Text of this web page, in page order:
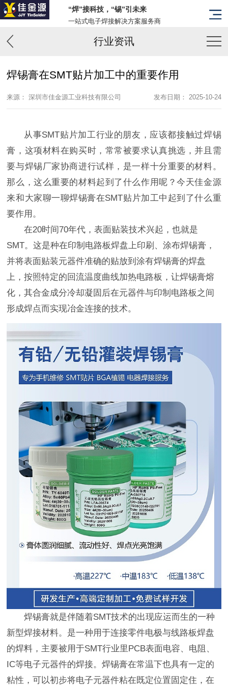
“焊”接科技，“锡”引未来
一站式电子焊接解决方案服务商
行业资讯
焊锡膏在SMT贴片加工中的重要作用
来源： 深圳市佳金源工业科技有限公司 发布日期： 2025-10-24
从事SMT贴片加工行业的朋友，应该都接触过焊锡
膏，这项材料在购买时，常常被要求认真挑选，并且需
要与焊锡厂家协商进行试样，是一样十分重要的材料。
那么，这么重要的材料起到了什么作用呢？今天佳金源
来和大家聊一聊焊锡膏在SMT贴片加工中起到了什么重
要作用。
在20时间70年代，表面贴装技术兴起，也就是
SMT。这是种在印制电路板焊盘上印刷、涂布焊锡膏，
并将表面贴装元器件准确的贴放到涂有焊锡膏的焊盘
上，按照特定的回流温度曲线加热电路板，让焊锡膏熔
化，其合金成分冷却凝固后在元器件与印制电路板之间
形成焊点而实现冶金连接的技术。
焊锡膏就是伴随着SMT技术的出现应运而生的一种
新型焊接材料。是一种用于连接零件电极与线路板焊盘
的焊料，主要被用于SMT行业里PCB表面电容、电阻、
IC等电子元器件的焊接。焊锡膏在常温下也具有一定的
粘性，可以初步将电子元器件粘在既定位置固定住，在